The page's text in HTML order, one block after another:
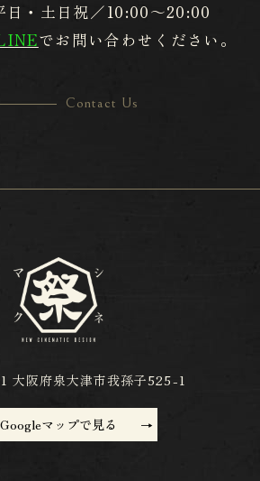
・土日祝／10:00～20:00
でお問い合わせください。
Contact Us
大阪府泉大津市我孫子525-1
Googleマップで見る